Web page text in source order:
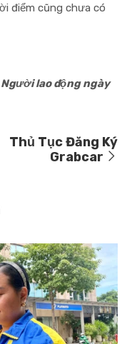
điểm cũng chưa có
lao động ngày
Thủ Tục Đăng Ký
Grabcar